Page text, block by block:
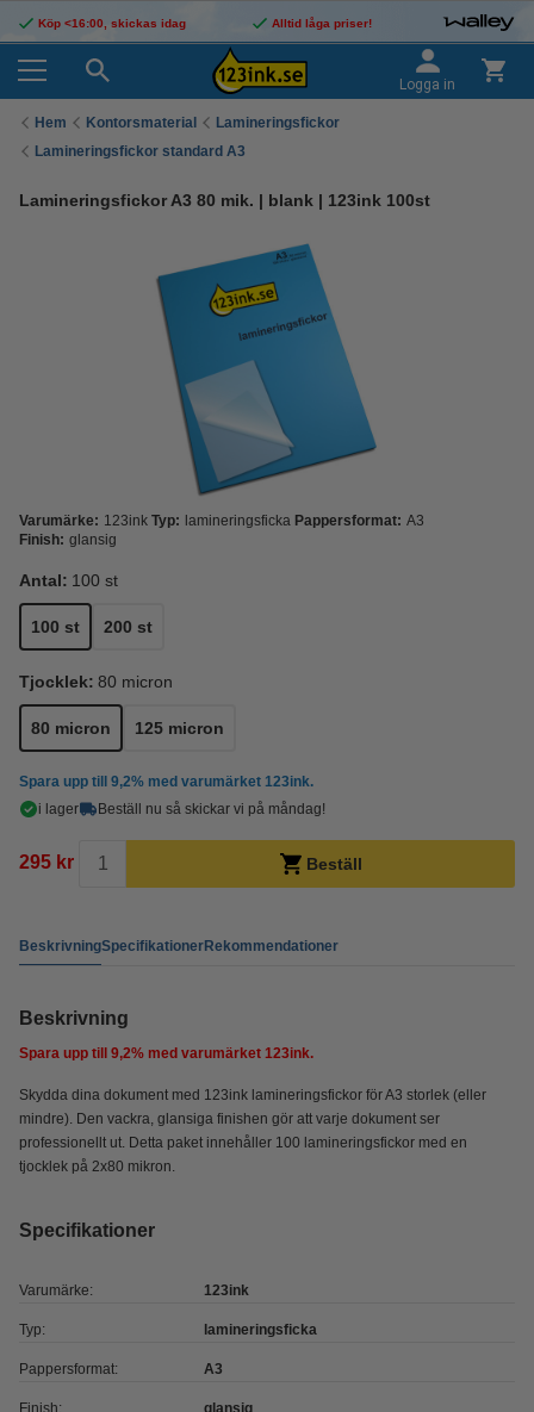
Köp <16:00, skickas idag Alltid låga priser!
Logga in
Hem Kontorsmaterial
Lamineringsfickor
Lamineringsfickor standard A3
Lamineringsfickor A3 80 mik. | blank | 123ink 100st
Varumärke: 123ink Typ: lamineringsficka Pappersformat: A3
Finish: glansig
Antal: 100 st
100 st 200 st
Tjocklek: 80 micron
80 micron 125 micron
Spara upp till 9,2% med varumärket 123ink.
i lager
Beställ nu så skickar vi på måndag!
295 kr Beställ
BeskrivningSpecifikationerRekommendationer
Beskrivning
Spara upp till 9,2% med varumärket 123ink.
Skydda dina dokument med 123ink lamineringsfickor för A3 storlek (eller
mindre). Den vackra, glansiga finishen gör att varje dokument ser
professionellt ut. Detta paket innehåller 100 lamineringsfickor med en
tjocklek på 2x80 mikron.
Specifikationer
Varumärke: 123ink
Typ: lamineringsficka
Pappersformat: A3
Finish: glansig